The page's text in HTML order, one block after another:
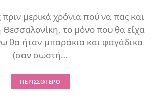
μερικά χρόνια πού να πας και
Θεσσαλονίκη, το μόνο που θα είχα
θα ήταν μπαράκια και φαγάδικα
(σαν σωστή…
ΠΕΡΙΣΣΌΤΕΡΟ